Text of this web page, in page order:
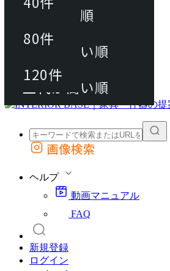
動画マニュアル
FAQ
カート
外部サイトの商品をカートに追加
画像検索
ヘルプ
動画マニュアル
FAQ
新規登録
ログイン
80件
120件
おすすめ順
上代が安い順
上代が高い順
80件
120件